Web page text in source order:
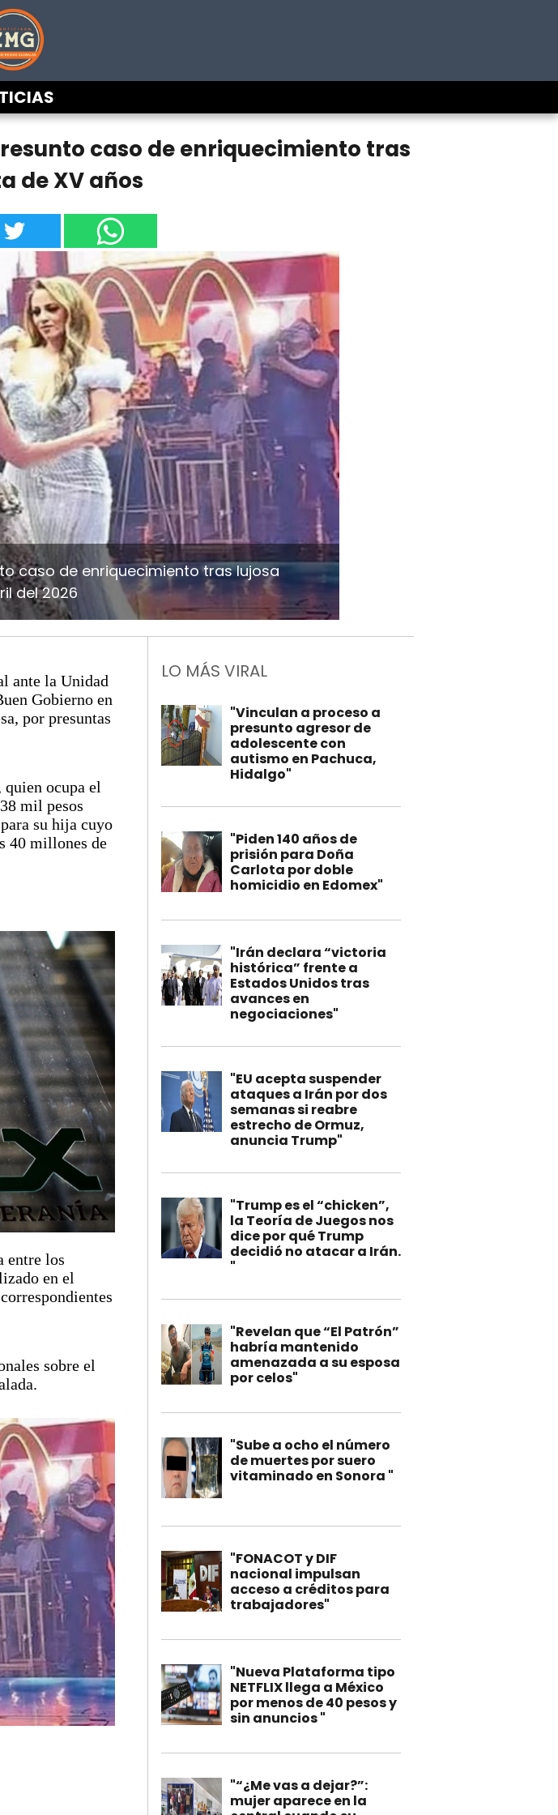
caso de enriquecimiento tras
de XV años
caso de enriquecimiento tras lujosa
del 2026
ante la Unidad
Gobierno en
por presuntas
ocupa el
mil pesos
su hija cuyo
40 millones de
entre los
en el
sobre el
LO MÁS VIRAL
"Vinculan a proceso a
presunto agresor de
adolescente con
autismo en Pachuca,
Hidalgo"
"Piden 140 años de
prisión para Doña
Carlota por doble
homicidio en Edomex"
"Irán declara “victoria
histórica” frente a
Estados Unidos tras
avances en
negociaciones"
"EU acepta suspender
ataques a Irán por dos
semanas si reabre
estrecho de Ormuz,
anuncia Trump"
"Trump es el “chicken”,
la Teoría de Juegos nos
dice por qué Trump
decidió no atacar a Irán.
"
"Revelan que “El Patrón”
habría mantenido
amenazada a su esposa
por celos"
"Sube a ocho el número
de muertes por suero
vitaminado en Sonora "
"FONACOT y DIF
nacional impulsan
acceso a créditos para
trabajadores"
"Nueva Plataforma tipo
NETFLIX llega a México
por menos de 40 pesos y
sin anuncios "
"“¿Me vas a dejar?”:
mujer aparece en la